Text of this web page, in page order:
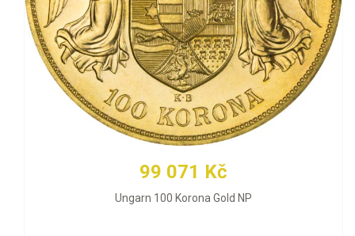
99 071 Kč
Ungarn 100 Korona Gold NP